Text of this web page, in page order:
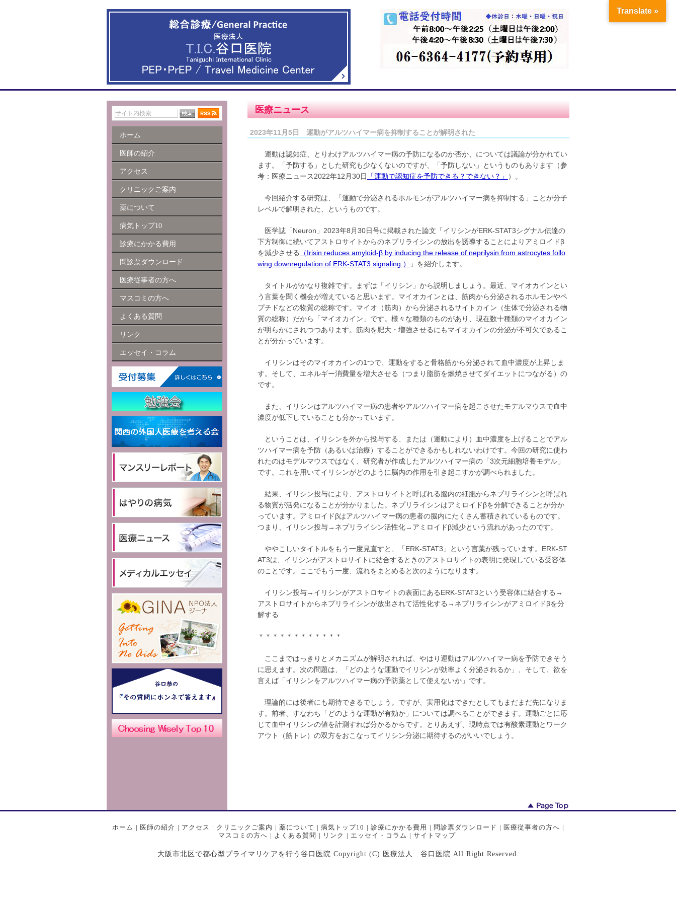
医療ニュース
2023年11月5日 運動がアルツハイマー病を抑制することが解明された
運動は認知症、とりわけアルツハイマー病の予防になるのか否か、については議論が分かれてい
ます。「予防する」とした研究も少なくないのですが、「予防しない」というものもあります（参
考：医療ニュース2022年12月30日
「運動で認知症を予防できる？できない？」 ）。
今回紹介する研究は、「運動で分泌されるホルモンがアルツハイマー病を抑制する」ことが分子
レベルで解明された、というものです。
医学誌「Neuron」2023年8月30日号に掲載された論文「イリシンがERK-STAT3シグナル伝達の
下方制御に続いてアストロサイトからのネプリライシンの放出を誘導することによりアミロイドβ
を減少させる
（Irisin reduces amyloid-β by inducing the release of neprilysin from astrocytes follo
wing downregulation of ERK-STAT3 signaling ）
」を紹介します。
タイトルがかなり複雑です。まずは「イリシン」から説明しましょう。最近、マイオカインとい
う言葉を聞く機会が増えていると思います。マイオカインとは、筋肉から分泌されるホルモンやペ
プチドなどの物質の総称です。マイオ（筋肉）から分泌されるサイトカイン（生体で分泌される物
質の総称）だから「マイオカイン」です。様々な種類のものがあり、現在数十種類のマイオカイン
が明らかにされつつあります。筋肉を肥大・増強させるにもマイオカインの分泌が不可欠であるこ
とが分かっています。
イリシンはそのマイオカインの1つで、運動をすると骨格筋から分泌されて血中濃度が上昇しま
す。そして、エネルギー消費量を増大させる（つまり脂肪を燃焼させてダイエットにつながる）の
です。
また、イリシンはアルツハイマー病の患者やアルツハイマー病を起こさせたモデルマウスで血中
濃度が低下していることも分かっています。
ということは、イリシンを外から投与する、または（運動により）血中濃度を上げることでアル
ツハイマー病を予防（あるいは治療）することができるかもしれないわけです。今回の研究に使わ
れたのはモデルマウスではなく、研究者が作成したアルツハイマー病の「3次元細胞培養モデル」
です。これを用いてイリシンがどのように脳内の作用を引き起こすかが調べられました。
結果、イリシン投与により、アストロサイトと呼ばれる脳内の細胞からネプリライシンと呼ばれ
る物質が活発になることが分かりました。ネプリライシンはアミロイドβを分解できることが分か
っています。アミロイドβはアルツハイマー病の患者の脳内にたくさん蓄積されているものです。
つまり、イリシン投与→ネプリライシン活性化→アミロイドβ減少という流れがあったのです。
ややこしいタイトルをもう一度見直すと、「ERK-STAT3」という言葉が残っています。ERK-ST
AT3は、イリシンがアストロサイトに結合するときのアストロサイトの表明に発現している受容体
のことです。ここでもう一度、流れをまとめると次のようになります。
イリシン投与→イリシンがアストロサイトの表面にあるERK-STAT3という受容体に結合する→
アストロサイトからネプリライシンが放出されて活性化する→ネプリライシンがアミロイドβを分
解する
＊＊＊＊＊＊＊＊＊＊＊＊
ここまではっきりとメカニズムが解明されれば、やはり運動はアルツハイマー病を予防できそう
に思えます。次の問題は、「どのような運動でイリシンが効率よく分泌されるか」、そして、欲を
言えば「イリシンをアルツハイマー病の予防薬として使えないか」です。
理論的には後者にも期待できるでしょう。ですが、実用化はできたとしてもまだまだ先になりま
す。前者、すなわち「どのような運動が有効か」については調べることができます。運動ごとに応
じて血中イリシンの値を計測すれば分かるからです。
とりあえず、現時点では有酸素運動とワーク
アウト（筋トレ）の双方をおこなってイリシン分泌に期待するのがいいでしょう。
ホーム
医師の紹介
アクセス
クリニックご案内
薬について
病気トップ10
診療にかかる費用
問診票ダウンロード
医療従事者の方へ
マスコミの方へ
よくある質問
リンク
エッセイ・コラム
ホーム | 医師の紹介 | アクセス | クリニックご案内 | 薬について | 病気トップ10 | 診療にかかる費用 | 問診票ダウンロード | 医療従事者の方へ |
マスコミの方へ | よくある質問 | リンク | エッセイ・コラム | サイトマップ
大阪市北区で都心型プライマリケアを行う谷口医院 Copyright (C) 医療法人 谷口医院 All Right Reserved.
Translate »